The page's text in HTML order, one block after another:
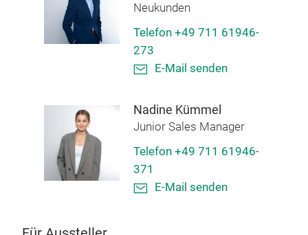
Neukunden
Telefon +49 711 61946-
273
E-Mail senden
Nadine Kümmel
Junior Sales Manager
Telefon +49 711 61946-
371
E-Mail senden